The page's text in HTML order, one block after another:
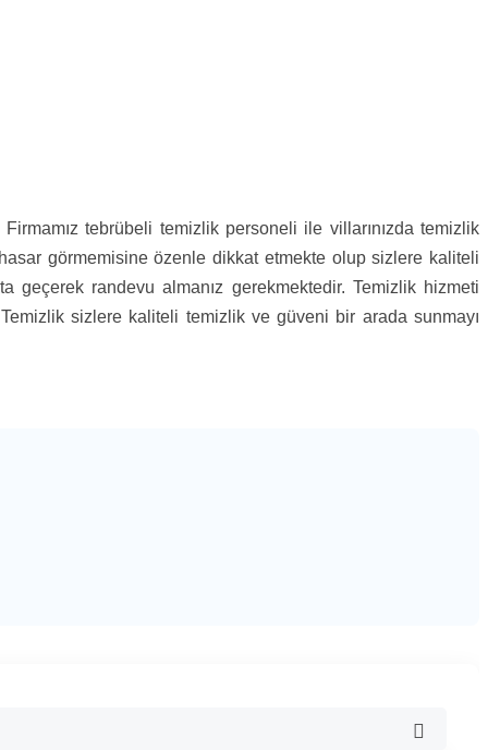
tebrübeli temizlik personeli ile villarınızda temizlik
görmemisine özenle dikkat etmekte olup sizlere kaliteli
geçerek randevu almanız gerekmektedir. Temizlik hizmeti
sizlere kaliteli temizlik ve güveni bir arada sunmayı